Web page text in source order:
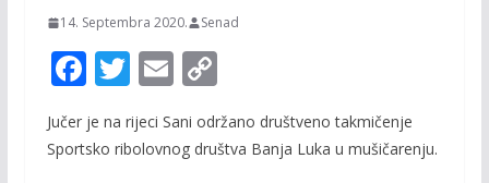
14. Septembra 2020. Senad
F
e
T
itt
E
ai
C
o
p
Jučer je na rijeci Sani održano društveno takmičenje
Sportsko ribolovnog društva Banja Luka u mušičarenju.